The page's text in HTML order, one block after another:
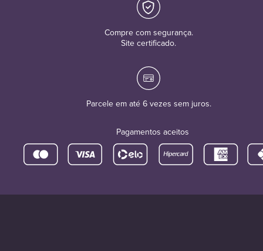
Compre com segurança.
Site certificado.
Parcele em até 6 vezes sem juros.
Pagamentos aceitos